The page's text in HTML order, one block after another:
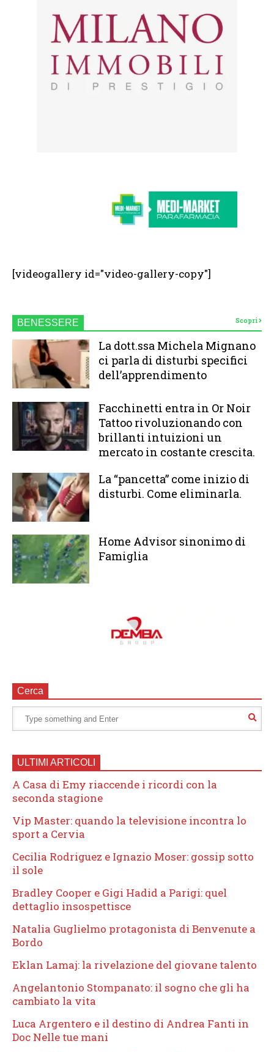
[videogallery id="video-gallery-copy"]
BENESSERE Scopri
La dott.ssa Michela Mignano
ci parla di disturbi specifici
dell’apprendimento
Facchinetti entra in Or Noir
Tattoo rivoluzionando con
brillanti intuizioni un
mercato in costante crescita.
La “pancetta” come inizio di
disturbi. Come eliminarla.
Home Advisor sinonimo di
Famiglia
Cerca
ULTIMI ARTICOLI
A Casa di Emy riaccende i ricordi con la
seconda stagione
Vip Master: quando la televisione incontra lo
sport a Cervia
Cecilia Rodriguez e Ignazio Moser: gossip sotto
il sole
Bradley Cooper e Gigi Hadid a Parigi: quel
dettaglio insospettisce
Natalia Guglielmo protagonista di Benvenute a
Bordo
Eklan Lamaj: la rivelazione del giovane talento
Angelantonio Stompanato: il sogno che gli ha
cambiato la vita
Luca Argentero e il destino di Andrea Fanti in
Doc Nelle tue mani